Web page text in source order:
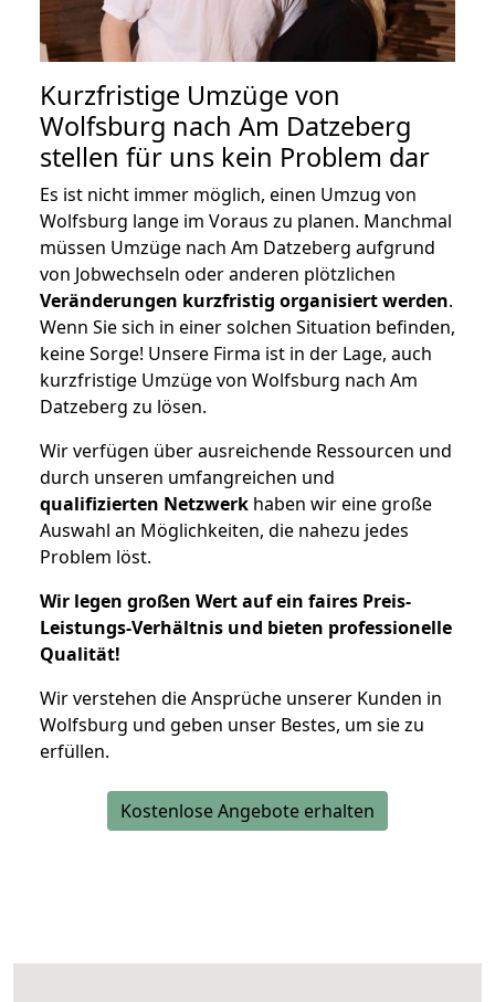
Kurzfristige Umzüge von
Wolfsburg nach Am Datzeberg
stellen für uns kein Problem dar
Es ist nicht immer möglich, einen Umzug von
Wolfsburg lange im Voraus zu planen. Manchmal
müssen Umzüge nach Am Datzeberg aufgrund
von Jobwechseln oder anderen plötzlichen
Veränderungen kurzfristig organisiert werden.
Wenn Sie sich in einer solchen Situation befinden,
keine Sorge! Unsere Firma ist in der Lage, auch
kurzfristige Umzüge von Wolfsburg nach Am
Datzeberg zu lösen.
Wir verfügen über ausreichende Ressourcen und
durch unseren umfangreichen und
qualifizierten Netzwerk haben wir eine große
Auswahl an Möglichkeiten, die nahezu jedes
Problem löst.
Wir legen großen Wert auf ein faires Preis-
Leistungs-Verhältnis und bieten professionelle
Qualität!
Wir verstehen die Ansprüche unserer Kunden in
Wolfsburg und geben unser Bestes, um sie zu
erfüllen.
Kostenlose Angebote erhalten